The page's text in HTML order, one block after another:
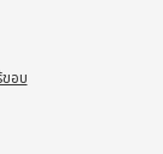
อบ